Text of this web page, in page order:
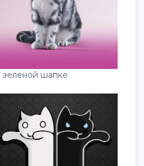
зеленой шапке